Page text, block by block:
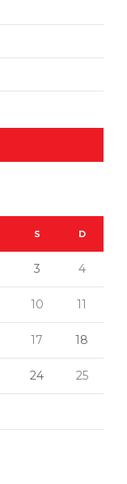
S D
3 4
10 11
17 18
24 25